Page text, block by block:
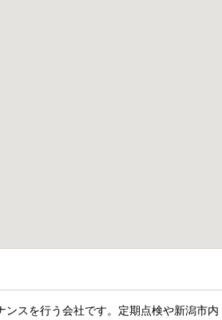
ンスを行う会社です。定期点検や新潟市